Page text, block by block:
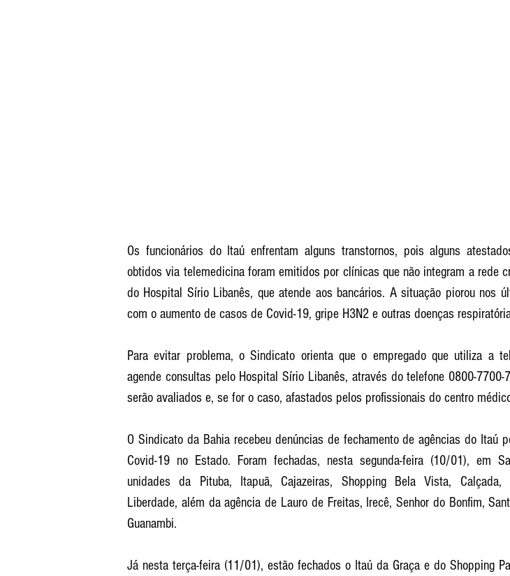
Os funcionários do Itaú enfrentam alguns transtornos, pois alguns
obtidos via telemedicina foram emitidos por clínicas que não integram a rede
do Hospital Sírio Libanês, que atende aos bancários. A situação piorou nos
com o aumento de casos de Covid-19, gripe H3N2 e outras doenças
Para evitar problema, o Sindicato orienta que o empregado que utiliza a
agende consultas pelo Hospital Sírio Libanês, através do telefone 0800-7700-
serão avaliados e, se for o caso, afastados pelos profissionais do centro
O Sindicato da Bahia recebeu denúncias de fechamento de agências do Itaú
Covid-19 no Estado. Foram fechadas, nesta segunda-feira (10/01), em
unidades da Pituba, Itapuã, Cajazeiras, Shopping Bela Vista, Calçada,
Liberdade, além da agência de Lauro de Freitas, Irecê, Senhor do Bonfim,
Guanambi.
Já nesta terça-feira (11/01), estão fechados o Itaú da Graça e do Shopping